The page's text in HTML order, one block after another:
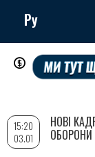
Перейти
до
вмісту
Ру
15:20
03.01
НОВІ
ОБОРОНИ